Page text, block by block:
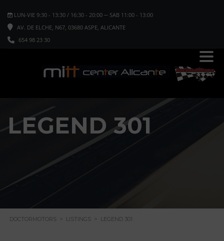
LUN-VIE 9:30 - 13:30 / 16:30 - 20:00 ─ SAB 11:00 - 13:00
AV. DE ELCHE, N67, 03680 ASPE, ALICANTE
654 98 23 30
LEGEND 301
DOCTORMOTORS > LISTINGS > LEGEND 301